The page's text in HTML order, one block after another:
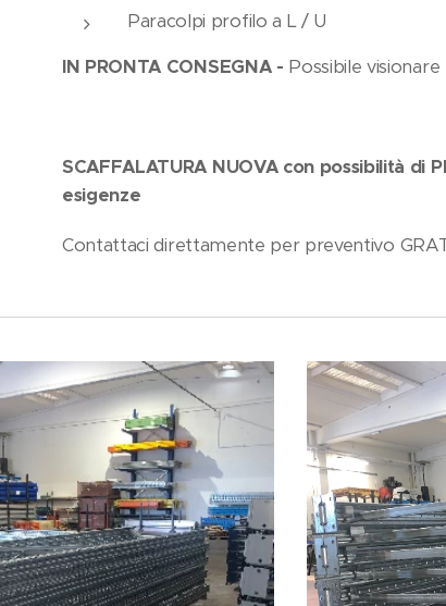
Paracolpi profilo a L / U
IN PRONTA CONSEGNA - Possibile
SCAFFALATURA NUOVA con possibilità di
esigenze
Contattaci direttamente per preventivo